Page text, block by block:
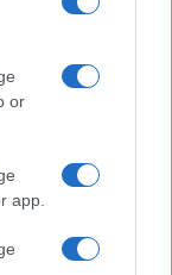
or
app.